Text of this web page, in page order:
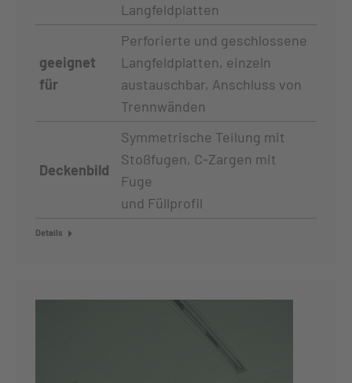
Langfeldplatten
geeignet
für
Perforierte und geschlossene
Langfeldplatten, einzeln
austauschbar, Anschluss von
Trennwänden
Deckenbild
Symmetrische Teilung mit
Stoßfugen, C-Zargen mit
Fuge
und Füllprofil
Details